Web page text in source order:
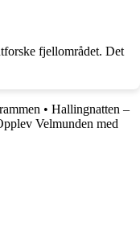
fjellområdet. Det
• Hallingnatten –
Velmunden med